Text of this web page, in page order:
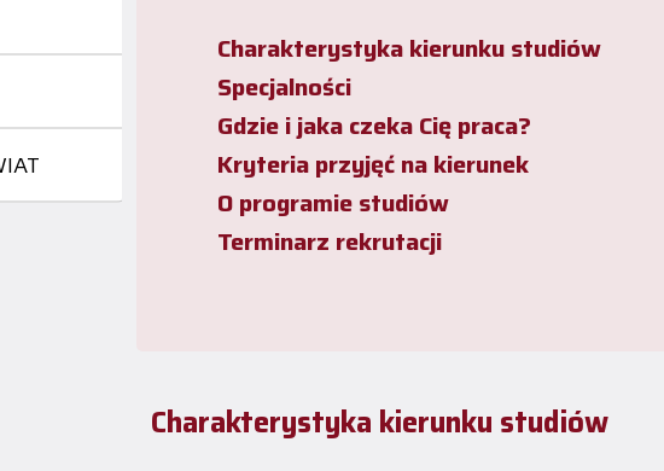
Charakterystyka kierunku studiów
Specjalności
Gdzie i jaka czeka Cię praca?
Kryteria przyjęć na kierunek
O programie studiów
Terminarz rekrutacji
Charakterystyka kierunku studiów